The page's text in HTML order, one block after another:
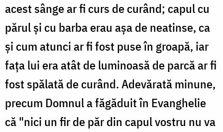
acest sânge ar fi curs de curând; capul cu
părul şi cu barba erau aşa de neatinse, ca
şi cum atunci ar fi fost puse în groapă, iar
faţa lui era atât de luminoasă de parcă ar fi
fost spălată de curând. Adevărată minune,
precum Domnul a făgăduit în Evanghelie
că "nici un fir de păr din capul vostru nu va